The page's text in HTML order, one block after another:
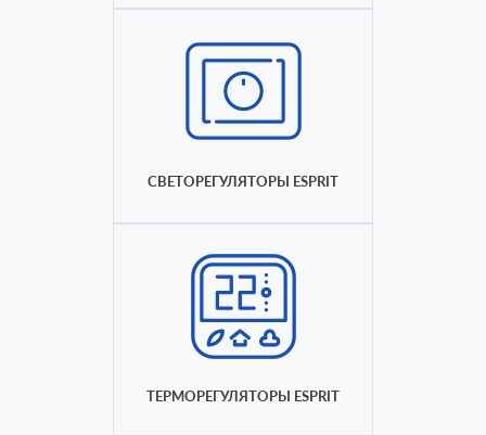
СВЕТОРЕГУЛЯТОРЫ ESPRIT
ТЕРМОРЕГУЛЯТОРЫ ESPRIT